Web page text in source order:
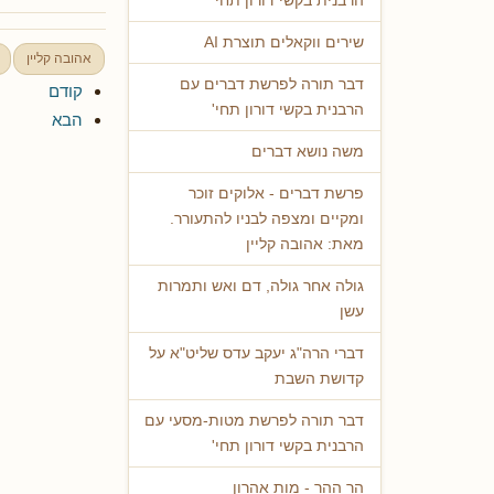
שירים ווקאלים תוצרת AI
דבר תורה לפרשת דברים עם
הרבנית בקשי דורון תחי'
משה נושא דברים
פרשת דברים - אלוקים זוכר
ומקיים ומצפה לבניו להתעורר.
מאת: אהובה קליין
גולה אחר גולה, דם ואש ותמרות
עשן
דברי הרה"ג יעקב עדס שליט"א על
קדושת השבת
דבר תורה לפרשת מטות-מסעי עם
הרבנית בקשי דורון תחי'
הר ההר - מות אהרון
אהובה קליין
קודם
הבא